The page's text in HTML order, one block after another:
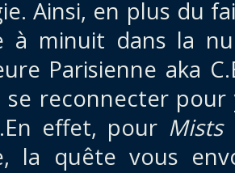
Uldum
Val
Ainsi, en plus du
à minuit dans la
Parisienne aka
se reconnecter
effet, pour Mists
la quête vous